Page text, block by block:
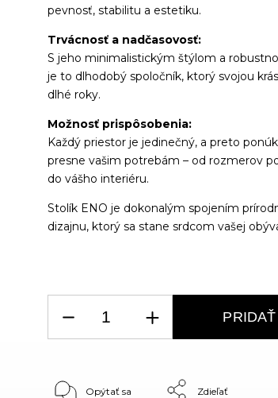
pevnosť, stabilitu a estetiku.
Trvácnosť a nadčasovosť:
S jeho minimalistickým štýlom a
je to dlhodobý spoločník, ktorý svojou
dlhé roky.
Možnosť prispôsobenia:
Každý priestor je jedinečný, a preto
presne vašim potrebám – od rozmerov
do vášho interiéru.
Stolík ENO je dokonalým spojením
dizajnu, ktorý sa stane srdcom vašej
Opýtať sa Zdieľať